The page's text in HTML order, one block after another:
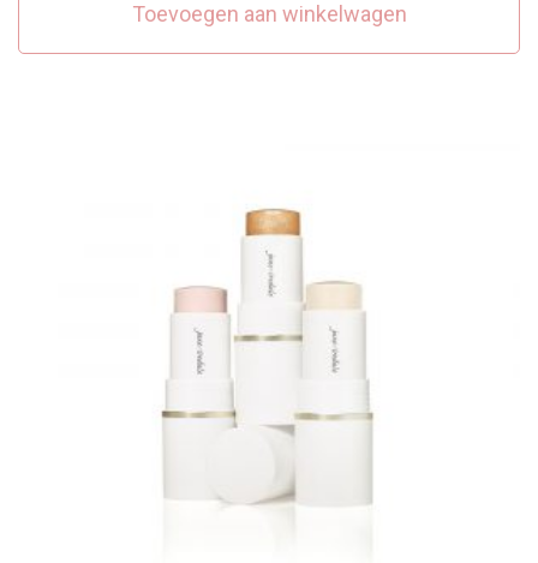
Toevoegen aan winkelwagen